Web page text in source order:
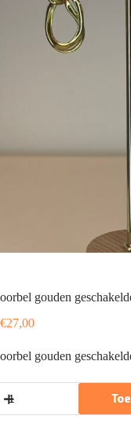
oorbel gouden
€27,00
oorbel gouden
gouden
geschakelde